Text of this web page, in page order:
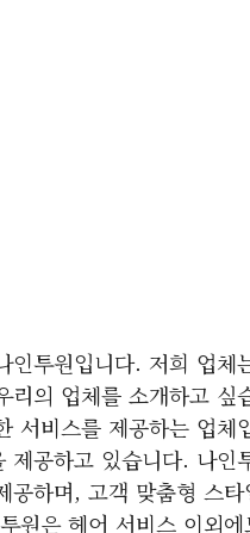
인투원입니다. 저희 업
리의 업체를 소개하고
서비스를 제공하는 업
제공하고 있습니다. 나
공하며, 고객 맞춤형 스
원은 헤어 서비스 이외